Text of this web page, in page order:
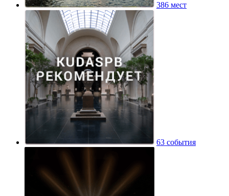
386 мест
63 события